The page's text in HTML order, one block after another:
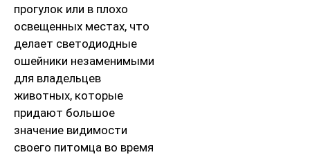
прогулок или в плохо
освещенных местах, что
делает светодиодные
ошейники незаменимыми
для владельцев
животных, которые
придают большое
значение видимости
своего питомца во время